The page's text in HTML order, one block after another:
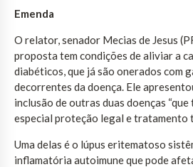
Emenda
O relator, senador Mecias de Jesus
proposta tem condições de aliviar a
diabéticos, que já são onerados com
decorrentes da doença. Ele
inclusão de outras duas doenças “que
especial proteção legal e tratamento
Uma delas é o lúpus eritematoso
inflamatória autoimune que pode